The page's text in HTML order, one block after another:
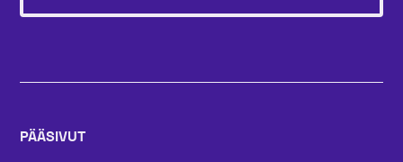
PÄÄSIVUT